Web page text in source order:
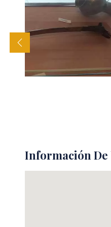
Información De